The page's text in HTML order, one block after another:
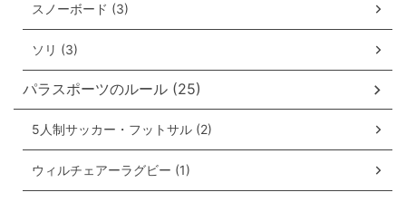
スノーボード (3)
ソリ (3)
パラスポーツのルール (25)
5人制サッカー・フットサル (2)
ウィルチェアーラグビー (1)